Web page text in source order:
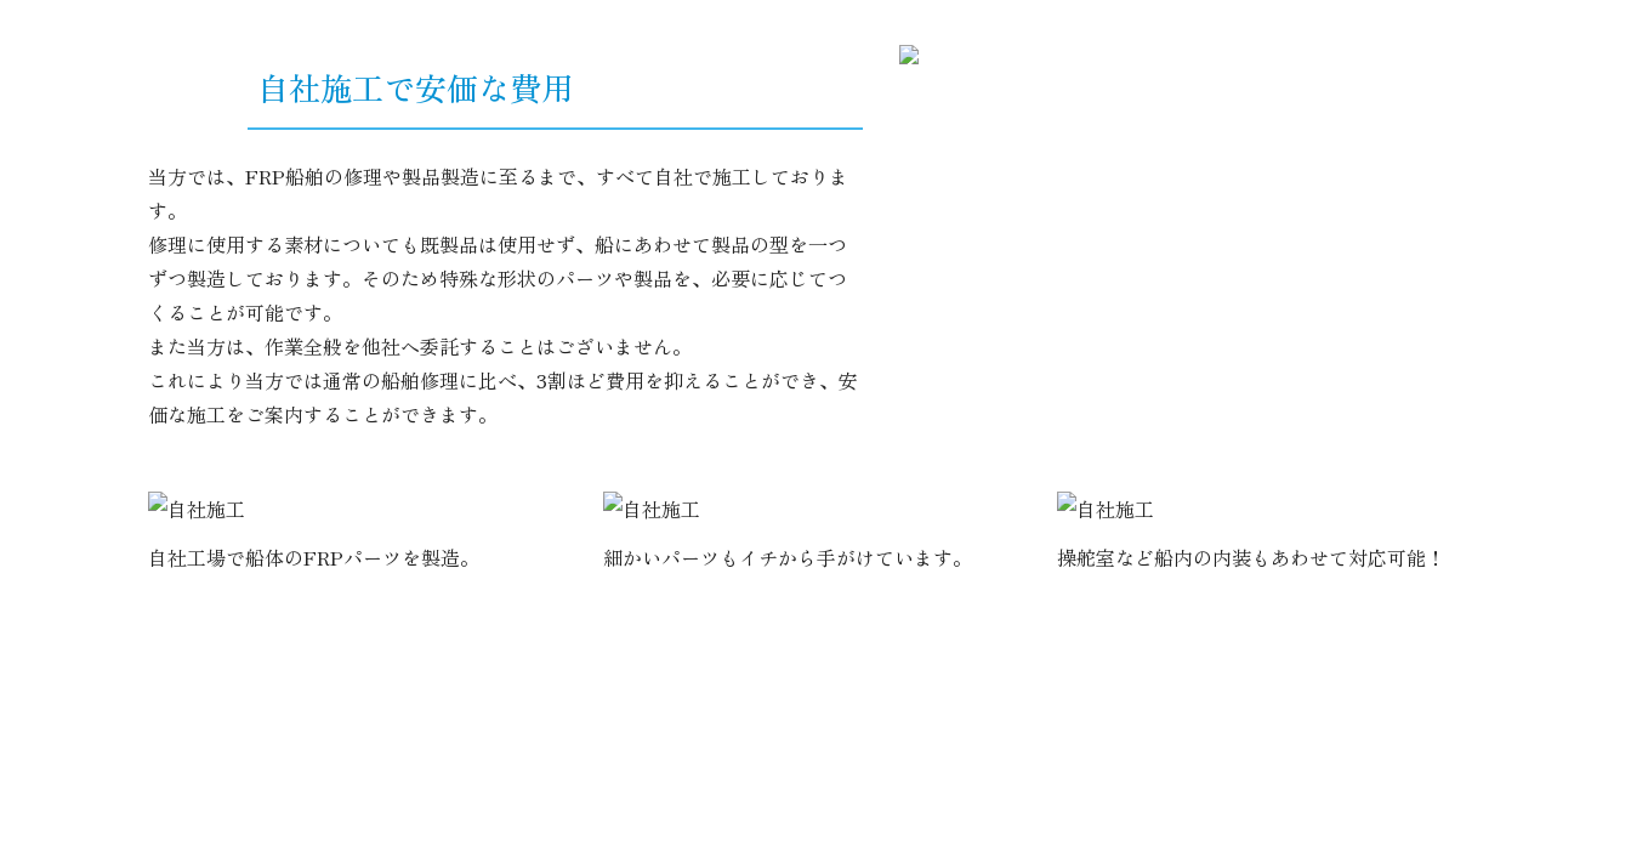
自社施工で安価な費用
当方では、FRP船舶の修理や製品製造に至るまで、すべて自社で施工しておりま
す。
修理に使用する素材についても既製品は使用せず、船にあわせて製品の型を一つ
ずつ製造しております。そのため特殊な形状のパーツや製品を、必要に応じてつ
くることが可能です。
また当方は、作業全般を他社へ委託することはございません。
これにより当方では通常の船舶修理に比べ、3割ほど費用を抑えることができ、安
価な施工をご案内することができます。
自社工場で船体のFRPパーツを製造。 細かいパーツもイチから手がけています。 操舵室など船内の内装もあわせて対応可能！